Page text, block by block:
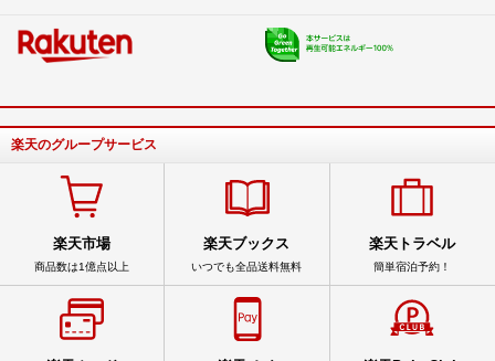
楽天のグループサービス
楽天市場
商品数は1億点以上
楽天ブックス
いつでも全品送料無料
楽天トラベル
簡単宿泊予約！